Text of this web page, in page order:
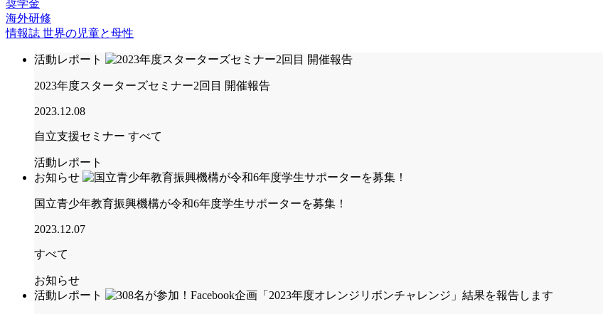
奨学金
海外研修
情報誌 世界の児童と母性
活動レポート
2023年度スターターズセミナー2回目 開催報告
2023.12.08
自立支援セミナー すべて
活動レポート
お知らせ
国立青少年教育振興機構が令和6年度学生サポーターを募集！
2023.12.07
すべて
お知らせ
活動レポート